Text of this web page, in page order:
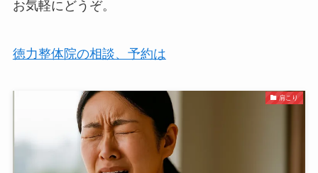
お気軽にどうぞ。
徳力整体院の相談、予約は
肩こり